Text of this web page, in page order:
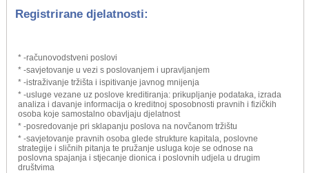
Registrirane djelatnosti:
* -računovodstveni poslovi
* -savjetovanje u vezi s poslovanjem i upravljanjem
* -istraživanje tržišta i ispitivanje javnog mnijenja
* -usluge vezane uz poslove kreditiranja: prikupljanje podataka, izrada
analiza i davanje informacija o kreditnoj sposobnosti pravnih i fizičkih
osoba koje samostalno obavljaju djelatnost
* -posredovanje pri sklapanju poslova na novčanom tržištu
* -savjetovanje pravnih osoba glede strukture kapitala, poslovne
strategije i sličnih pitanja te pružanje usluga koje se odnose na
poslovna spajanja i stjecanje dionica i poslovnih udjela u drugim
društvima